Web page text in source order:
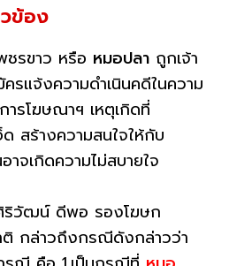
ข้อง
รขาว หรือ หมอปลา ถูกเจ้า
รแจ้งความดำเนินคดีในความ
ารโฆษณาฯ เหตุเกิดที่
สร้างความสนใจให้กับ
าจเกิดความไม่สบายใจ
ริวัฒน์ ดีพอ รองโฆษก
ติ กล่าวถึงกรณีดังกล่าวว่า